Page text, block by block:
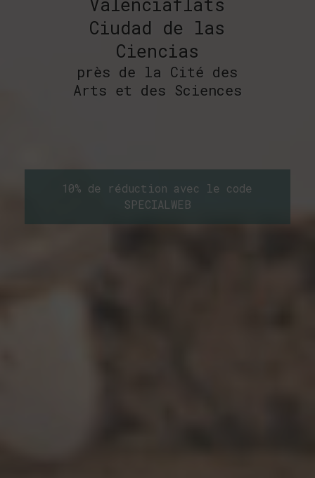
Valenciaflats
Ciudad de las
Ciencias
près de la Cité des
Arts et des Sciences
10% de réduction avec le code
SPECIALWEB